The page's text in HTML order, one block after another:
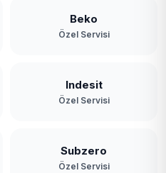
Beko
Özel Servisi
Indesit
Özel Servisi
Subzero
Özel Servisi